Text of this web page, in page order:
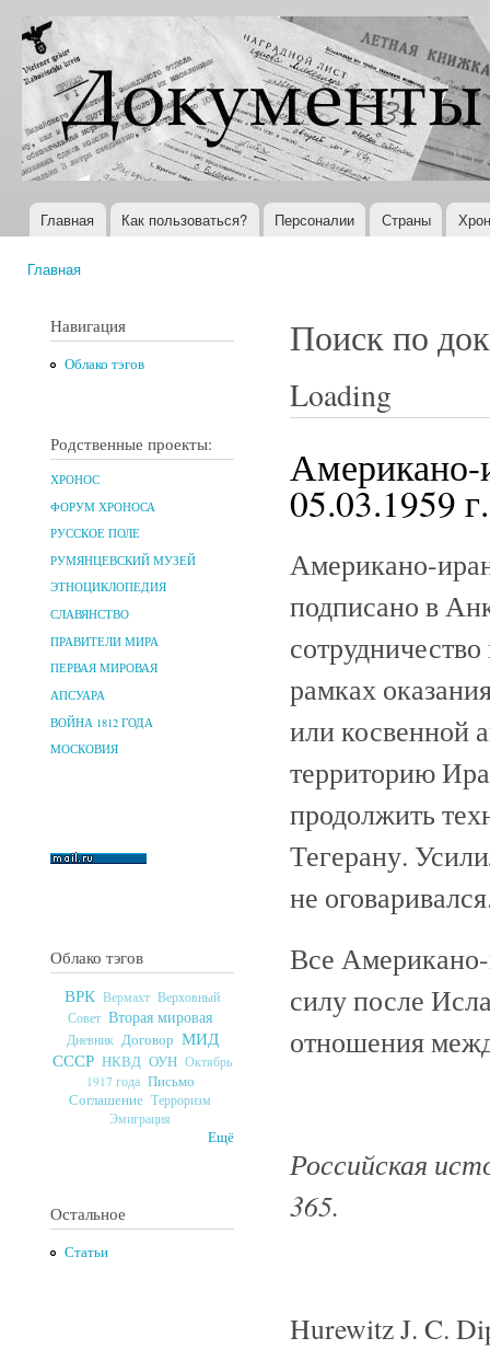
Документы
XX века
Всемирная
история в
Интернете
Главное меню
Главная Как пользоваться? Персоналии Страны
Главная
Навигация
Облако тэгов
Родственные проекты:
ХРОНОС
ФОРУМ ХРОНОСА
РУССКОЕ ПОЛЕ
РУМЯНЦЕВСКИЙ МУЗЕЙ
ЭТНОЦИКЛОПЕДИЯ
СЛАВЯНСТВО
ПРАВИТЕЛИ МИРА
ПЕРВАЯ МИРОВАЯ
АПСУАРА
ВОЙНА 1812 ГОДА
МОСКОВИЯ
Облако тэгов
ВРК Вермахт Верховный
Совет Вторая мировая
Дневник Договор МИД
СССР НКВД ОУН Октябрь
1917 года Письмо
Соглашение Терроризм
Эмиграция
Ещё
Остальное
Статьи
Поиск по
Loading
Американо-
05.03.1959 г.
Американо-
подписано в
рамках
или косвенной
территорию
продолжить
Тегерану.
не
Все
силу после
отношения
Российская
365.
Hurewitz J. C.